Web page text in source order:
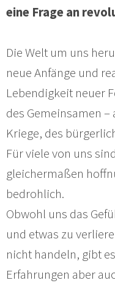
eine Frage an
Die Welt um uns
neue Anfänge und
Lebendigkeit neuer
des Gemeinsamen
Kriege, des
Für viele von uns
gleichermaßen
bedrohlich.
Obwohl uns das
und etwas zu
nicht handeln, gibt
Erfahrungen aber